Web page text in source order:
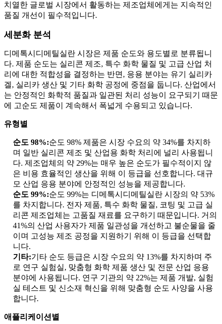
치열한 글로벌 시장에서 활동하는 제조업체에게는 지속적인
품질 개선이 필수적입니다.
세분화 분석
디메톡시디메틸실란 시장은 제품 순도와 용도별로 분류됩니
다. 제품 순도는 실리콘 제조, 특수 화학 물질 및 고급 산업 처
리에 대한 적합성을 결정하는 반면, 응용 분야는 유기 실리카
겔, 실리카 생산 및 기타 화학 공정에 중점을 둡니다. 산업에서
는 안정적인 화학적 품질과 일관된 처리 성능이 요구되기 때문
에 고순도 제품이 계속해서 폭넓게 수용되고 있습니다.
유형별
순도 98%:순도 98% 제품은 시장 수요의 약 34%를 차지하
며 일반 실리콘 제조 및 산업용 화학 처리에 널리 사용됩니
다. 제조업체의 약 29%는 매우 높은 순도가 필수적이지 않
은 비용 효율적인 생산을 위해 이 등급을 선호합니다. 대규
모 산업 응용 분야에 안정적인 성능을 제공합니다.
순도 99%:순도 99%는 디메톡시디메틸실란 시장의 약 53%
를 차지합니다. 전자 제품, 특수 화학 물질, 코팅 및 고급 실
리콘 제조업체는 고품질 재료를 요구하기 때문입니다. 거의
41%의 산업 사용자가 제품 일관성을 개선하고 불순물을 줄
이며 고성능 제조 공정을 지원하기 위해 이 등급을 선택합
니다.
기타:기타 순도 등급은 시장 수요의 약 13%를 차지하며 주
로 연구 실험실, 맞춤형 화학 제품 생산 및 전문 산업 응용
분야에 사용됩니다. 연구 기관의 약 22%는 제품 개발, 실험
실 테스트 및 신소재 혁신을 위해 맞춤형 순도 사양을 사용
합니다.
애플리케이션별